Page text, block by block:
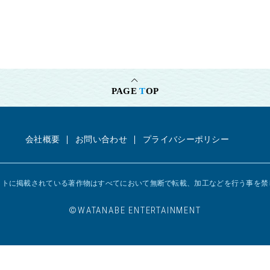
PAGETOP
会社概要 お問い合わせ プライバシーポリシー
に掲載されている著作物はすべてにおいて無断で転載、加工などを行う事を
©︎WATANABE ENTERTAINMENT